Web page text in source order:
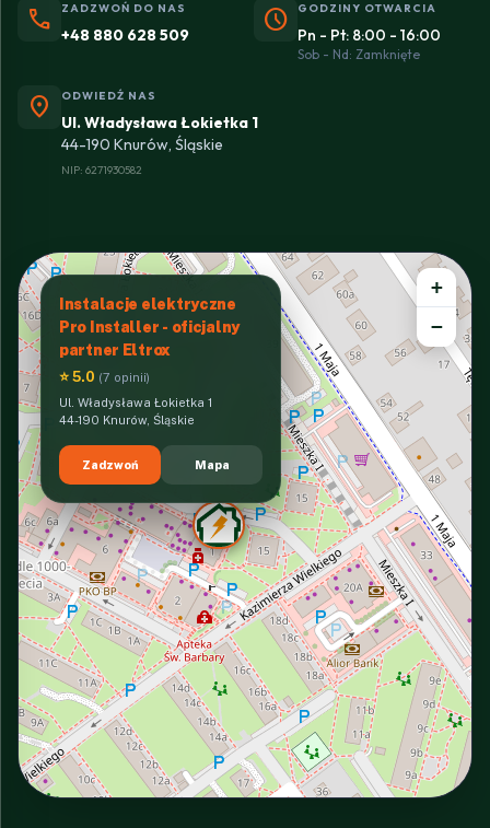
phone ZADZWOŃ DO NAS
+48 880 628 509 schedule GODZINY OTWARCIA
Pn - Pt: 8:00 - 16:00
Sob - Nd: Zamknięte
location_on ODWIEDŹ NAS
Ul. Władysława Łokietka 1
44-190 Knurów, Śląskie
NIP: 6271930582
Instalacje elektryczne
Pro Installer - oficjalny
partner Eltrox
⭐ 5.0 (7 opinii)
Ul. Władysława Łokietka 1
44-190 Knurów, Śląskie
Zadzwoń Mapa
+
−
INTERACTIVE VIEW